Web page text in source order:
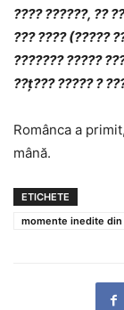
???? ??????, ??
??? ???? (?????
??????? ?????
??ț??? ????? ?
Românca a
mână.
ETICHETE
momente inedite din